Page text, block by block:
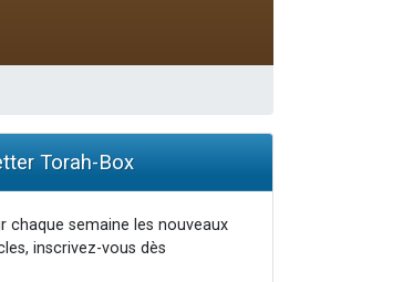
Torah-Box
chaque semaine les nouveaux
inscrivez-vous dès